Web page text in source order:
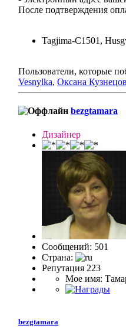
После подтверждения
Tagjima-C1501,
Пользователи, которые
Vesnylka, Оксана
bezgtamara
Дизайнер
Сообщений: 501
Страна:
Репутация 223
Мое имя:
bezgtamara